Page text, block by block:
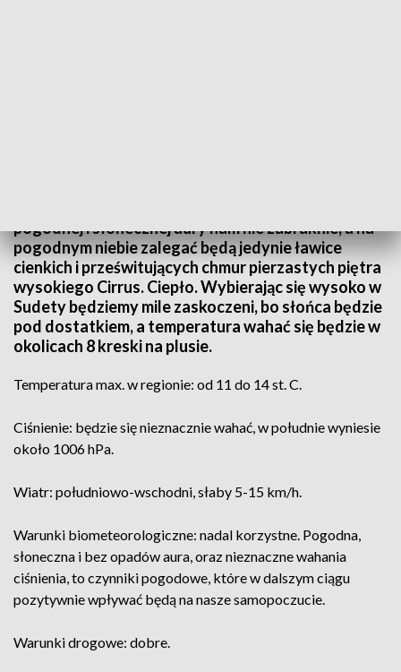
pogodnej i słonecznej aury nam nie zabraknie, a na
pogodnym niebie zalegać będą jedynie ławice
cienkich i prześwitujących chmur pierzastych piętra
wysokiego Cirrus. Ciepło. Wybierając się wysoko w
Sudety będziemy mile zaskoczeni, bo słońca będzie
pod dostatkiem, a temperatura wahać się będzie w
okolicach 8 kreski na plusie.
Temperatura max. w regionie: od 11 do 14 st. C.
Ciśnienie: będzie się nieznacznie wahać, w południe wyniesie
około 1006 hPa.
Wiatr: południowo-wschodni, słaby 5-15 km/h.
Warunki biometeorologiczne: nadal korzystne. Pogodna,
słoneczna i bez opadów aura, oraz nieznaczne wahania
ciśnienia, to czynniki pogodowe, które w dalszym ciągu
pozytywnie wpływać będą na nasze samopoczucie.
Warunki drogowe: dobre.